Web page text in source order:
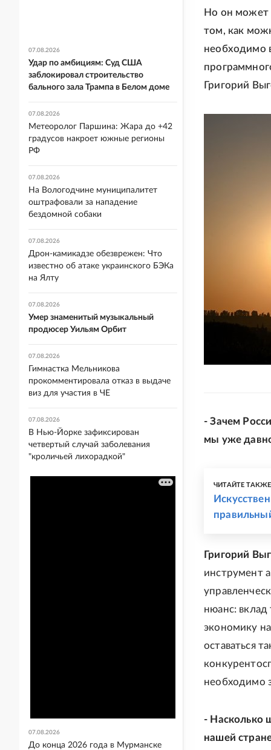
Но он может
том, как
необходимо
Григорий
- Зачем
мы уже
ЧИТАЙТЕ ТАКЖЕ
Григорий
инструмент
нюанс:
экономику
оставаться
необходимо
- Насколько
нашей
07.08.2026
Удар по амбициям: Суд США
заблокировал строительство
бального зала Трампа в Белом доме
07.08.2026
Метеоролог Паршина: Жара до +42
градусов накроет южные регионы
РФ
07.08.2026
На Вологодчине муниципалитет
оштрафовали за нападение
бездомной собаки
07.08.2026
Дрон-камикадзе обезврежен: Что
известно об атаке украинского БЭКа
на Ялту
07.08.2026
Умер знаменитый музыкальный
продюсер Уильям Орбит
07.08.2026
Гимнастка Мельникова
прокомментировала отказ в выдаче
виз для участия в ЧЕ
07.08.2026
В Нью-Йорке зафиксирован
четвертый случай заболевания
"кроличьей лихорадкой"
07.08.2026
До конца 2026 года в Мурманске